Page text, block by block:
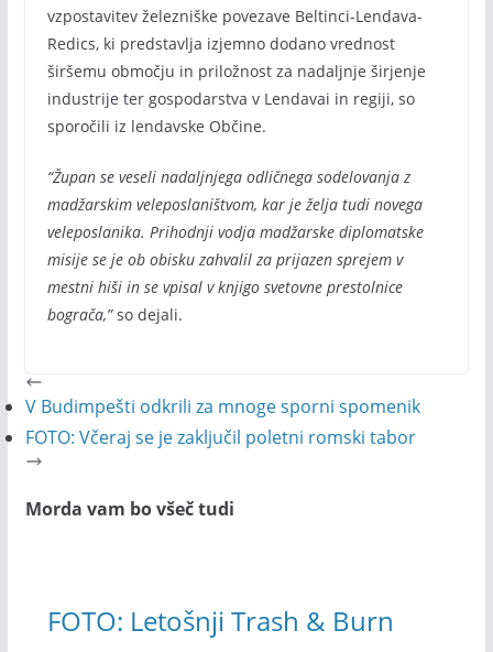
vzpostavitev železniške povezave Beltinci-Lendava-
Redics, ki predstavlja izjemno dodano vrednost
širšemu območju in priložnost za nadaljnje širjenje
industrije ter gospodarstva v Lendavai in regiji, so
sporočili iz lendavske Občine.
“Župan se veseli nadaljnjega odličnega sodelovanja z
madžarskim veleposlaništvom, kar je želja tudi novega
veleposlanika. Prihodnji vodja madžarske diplomatske
misije se je ob obisku zahvalil za prijazen sprejem v
mestni hiši in se vpisal v knjigo svetovne prestolnice
bograča,”so dejali.
V Budimpešti odkrili za mnoge sporni spomenik
FOTO: Včeraj se je zaključil poletni romski tabor
Morda vam bo všeč tudi
FOTO: Letošnji Trash & Burn